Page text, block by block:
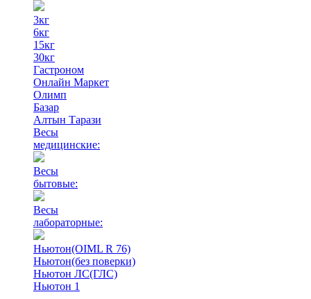
3кг
6кг
15кг
30кг
Гастроном
Онлайн Маркет
Олимп
Базар
Алтын Тарази
Весы
медицинские:
Весы
бытовые:
Весы
лабораторные:
Ньютон(OIML R 76)
Ньютон(без поверки)
Ньютон ЛС(ГЛС)
Ньютон 1